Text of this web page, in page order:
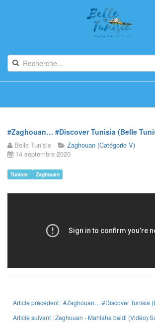
#Zaghouan… #Discover Tunisia (Belle
Belle Tunisie
Zaghouan (Catégorie V)
14 septembre 2020
Tunisie Zaghouan
Article précédent : #Zaghouan… #Discover Tunisia
Article suivant : Zaghouan - Mahlaha baldi (Vidéo)